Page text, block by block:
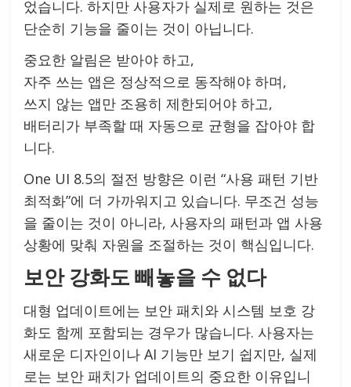
었습니다. 하지만 사용자가 실제로 원하는 것은
단순히 기능을 줄이는 것이 아닙니다.
중요한 알림은 받아야 하고,
자주 쓰는 앱은 정상적으로 동작해야 하며,
쓰지 않는 앱만 조용히 제한되어야 하고,
배터리가 부족할 때 자동으로 균형을 잡아야 합
니다.
One UI 8.5의 절전 방향은 이런 “사용 패턴 기반
최적화”에 더 가까워지고 있습니다. 무조건 성능
을 줄이는 것이 아니라, 사용자의 패턴과 앱 사용
상황에 맞춰 자원을 조절하는 것이 핵심입니다.
보안 강화도 빼놓을 수 없다
대형 업데이트에는 보안 패치와 시스템 보호 강
화도 함께 포함되는 경우가 많습니다. 사용자는
새로운 디자인이나 AI 기능만 보기 쉽지만, 실제
로는 보안 패치가 업데이트의 중요한 이유입니